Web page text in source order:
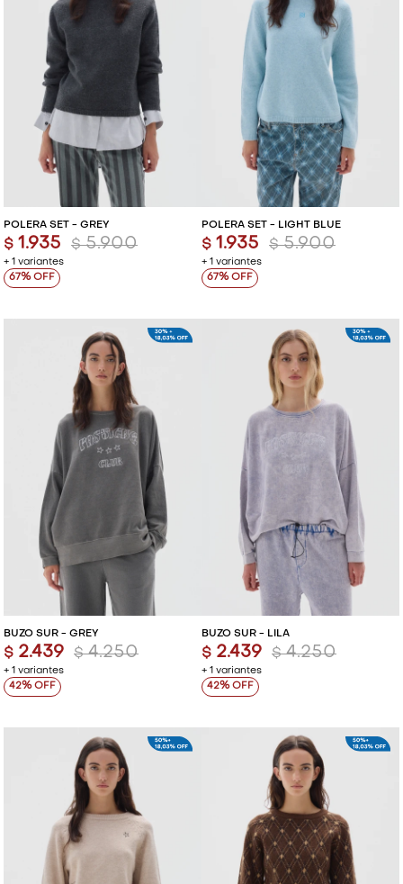
POLERA SET - GREY
+ 1 variantes
$ 1.935 $ 5.900
67
POLERA SET - LIGHT BLUE
+ 1 variantes
$ 1.935 $ 5.900
67
BUZO SUR - GREY
+ 1 variantes
$ 2.439 $ 4.250
42
BUZO SUR - LILA
+ 1 variantes
$ 2.439 $ 4.250
42